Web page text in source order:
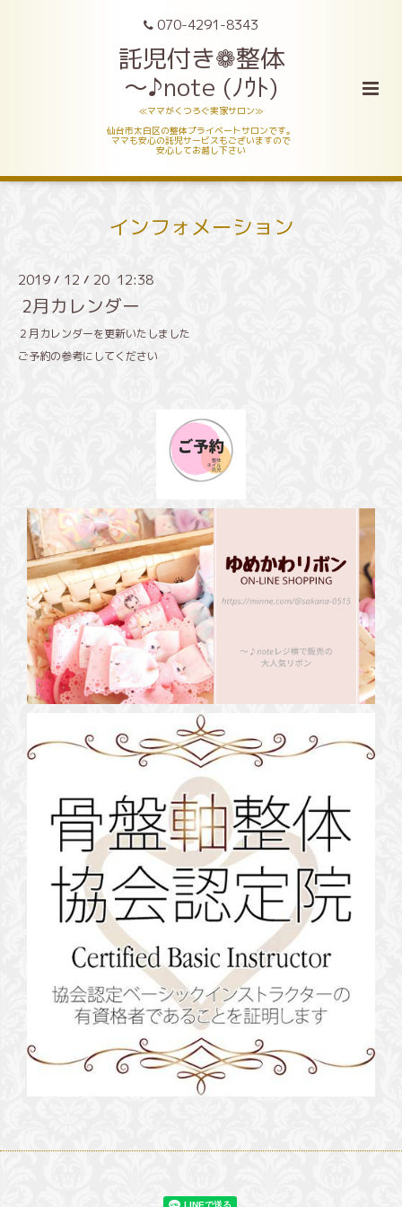
070-4291-8343
託児付き❁整体
～♪note (ﾉｳﾄ)
≪ママがくつろぐ実家サロン≫
仙台市太白区の整体プライベートサロンです。
ママも安心の託児サービスもございますので
安心してお越し下さい
インフォメーション
2019 / 12 / 20 12:38
2月カレンダー
２月カレンダーを更新いたしました
ご予約の参考にしてください